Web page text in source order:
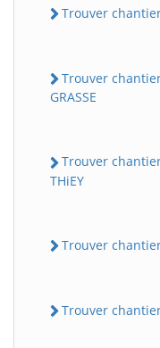
Trouver
Trouver
GRASSE
Trouver
THiEY
Trouver
Trouver